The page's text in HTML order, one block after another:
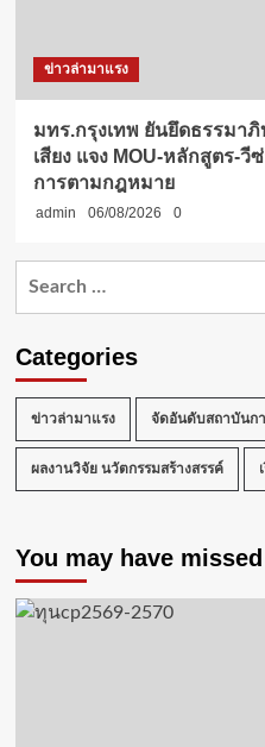
ข่าวล่ามาแรง
มทร.กรุงเทพ ยันยึดธรรมา
เสียง แจง MOU-หลักสูตร-วี
การตามกฎหมาย
admin 06/08/2026 0
Categories
ข่าวล่ามาแรง จัดอันดับสถาบันก
ผลงานวิจัย นวัตกรรมสร้างสรรค์
You may have missed